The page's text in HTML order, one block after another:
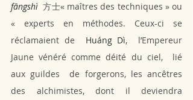
fāngshì 方士« maîtres des techniques » ou
« experts en méthodes. Ceux-ci se
réclamaient de
Huáng Dì,  l’Empereur
Jaune vénéré comme déité du ciel,  lié
aux guildes  de forgerons, les ancêtres
des alchimistes, dont il deviendra